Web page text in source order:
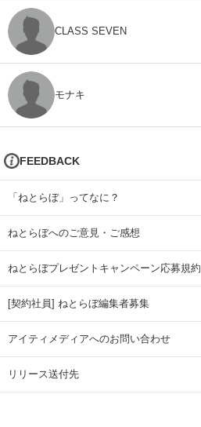
CLASS SEVEN
モナキ
FEEDBACK
「ねとらぼ」ってなに？
ねとらぼへのご意見・ご感想
ねとらぼプレゼントキャンペーン応募規約
[契約社員] ねとらぼ編集者募集
アイティメディアへのお問い合わせ
リリース送付先